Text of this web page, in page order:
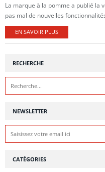
La marque à la pomme a publié la
pas mal de nouvelles
EN SAVOIR PLUS
NEWSLETTER
RECHERCHE
CATÉGORIES